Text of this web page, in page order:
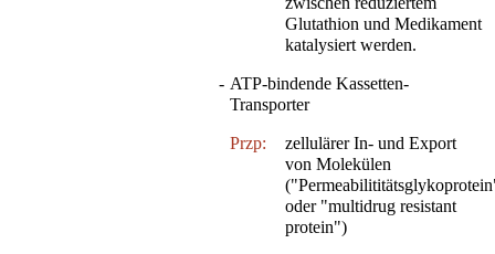
Glutathion und Medikament
katalysiert werden.
- ATP-bindende Kassetten-
Transporter
Przp:
zellulärer In- und Export
von Molekülen
oder "multidrug resistant
protein")